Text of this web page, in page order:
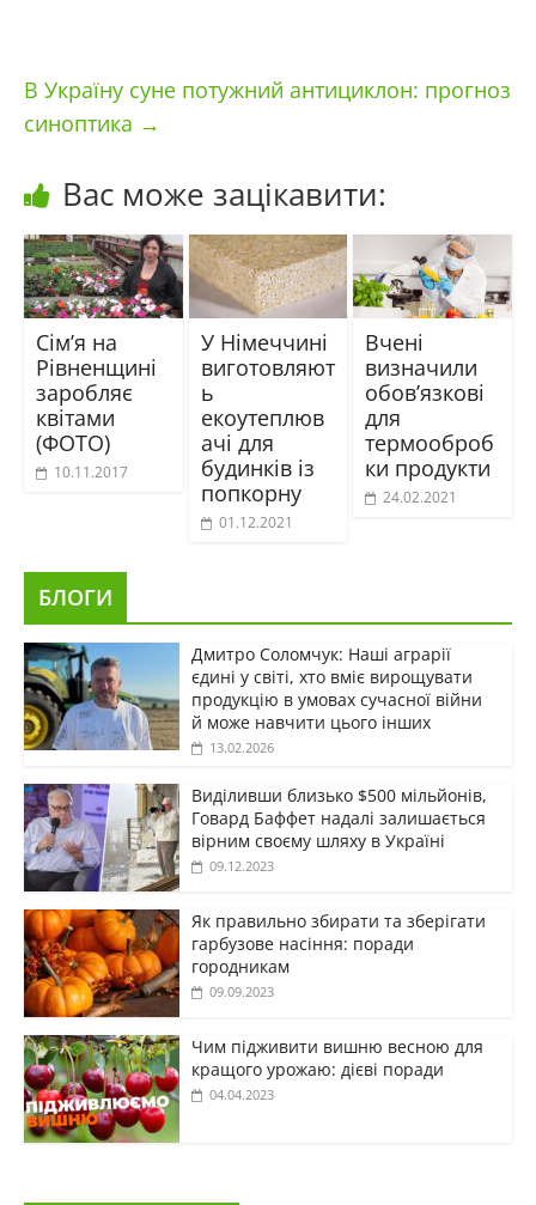
В Україну суне потужний антициклон: прогноз
синоптика →
Вас може зацікавити:
Сім’я на
Рівненщині
заробляє
квітами
(ФОТО)
10.11.2017
У Німеччині
виготовляют
ь
екоутеплюв
ачі для
будинків із
попкорну
01.12.2021
Вчені
визначили
обов’язкові
для
термооброб
ки продукти
24.02.2021
БЛОГИ
Дмитро Соломчук: Наші аграрії
єдині у світі, хто вміє вирощувати
продукцію в умовах сучасної війни
й може навчити цього інших
13.02.2026
Виділивши близько $500 мільйонів,
Говард Баффет надалі залишається
вірним своєму шляху в Україні
09.12.2023
Як правильно збирати та зберігати
гарбузове насіння: поради
городникам
09.09.2023
Чим підживити вишню весною для
кращого урожаю: дієві поради
04.04.2023